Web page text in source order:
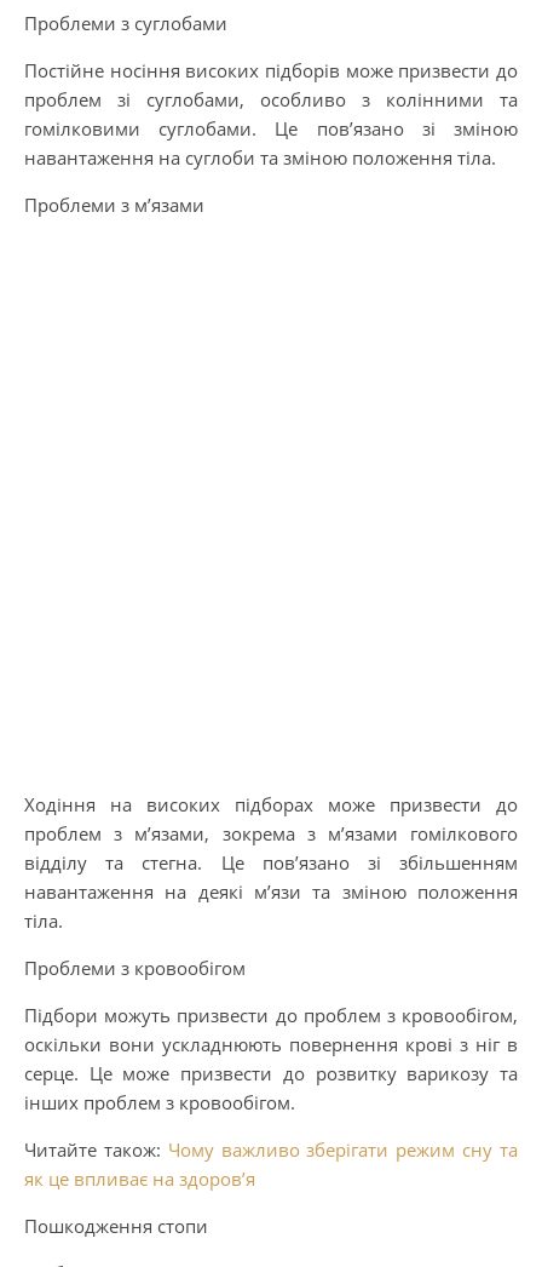
Проблеми з суглобами
Постійне носіння високих підборів може призвести до
проблем зі суглобами, особливо з колінними та
гомілковими суглобами. Це пов’язано зі зміною
навантаження на суглоби та зміною положення тіла.
Проблеми з м’язами
Ходіння на високих підборах може призвести до
проблем з м’язами, зокрема з м’язами гомілкового
відділу та стегна. Це пов’язано зі збільшенням
навантаження на деякі м’язи та зміною положення
тіла.
Проблеми з кровообігом
Підбори можуть призвести до проблем з кровообігом,
оскільки вони ускладнюють повернення крові з ніг в
серце. Це може призвести до розвитку варикозу та
інших проблем з кровообігом.
Читайте також: Чому важливо зберігати режим сну та
як це впливає на здоров’я
Пошкодження стопи